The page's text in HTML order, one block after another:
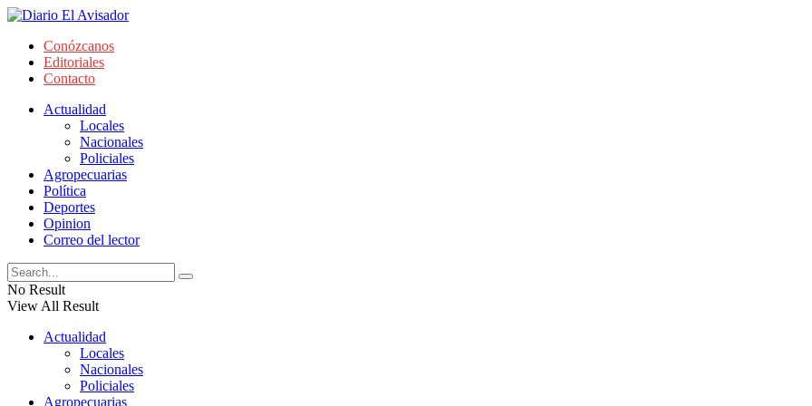
Conózcanos
Editoriales
Contacto
Actualidad
Locales
Nacionales
Policiales
Agropecuarias
Política
Deportes
Opinion
Correo del lector
No Result
View All Result
Actualidad
Locales
Nacionales
Policiales
Agropecuarias